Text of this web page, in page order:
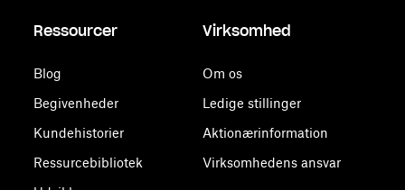
Ressourcer
Blog
Begivenheder
Kundehistorier
Ressurcebibliotek
Virksomhed
Om os
Ledige stillinger
Aktionærinformation
Virksomhedens ansvar